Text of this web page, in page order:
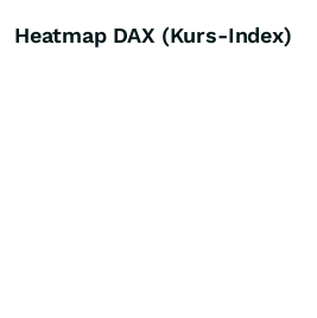
Heatmap DAX (Kurs-Index)